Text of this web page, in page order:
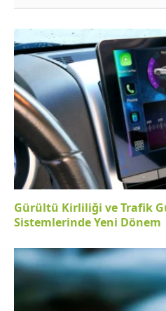
Gürültü Kirliliği ve Trafik
Sistemlerinde Yeni Dönem